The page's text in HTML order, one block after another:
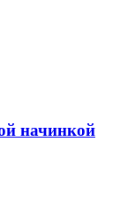
начинкой